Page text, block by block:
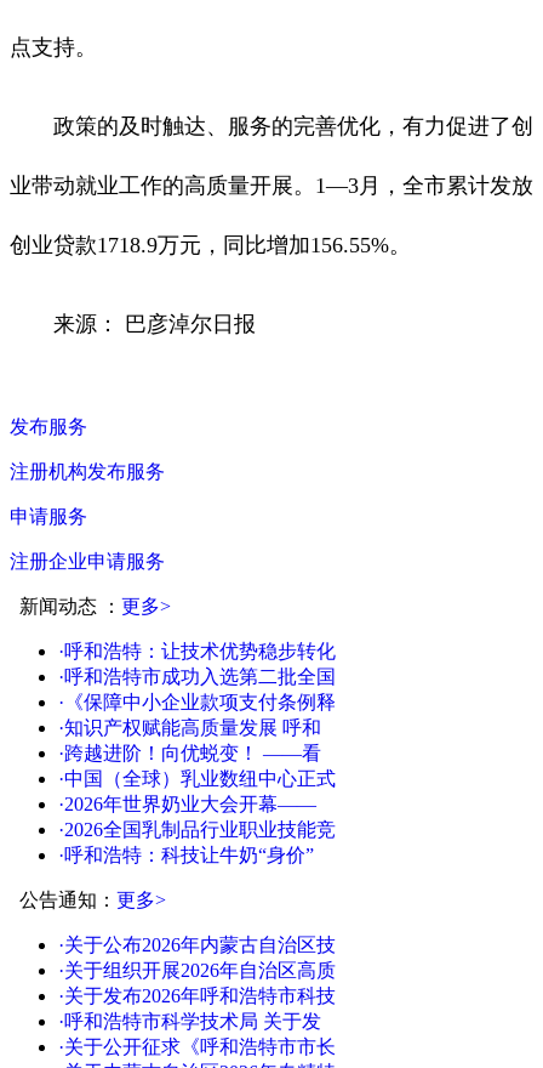
点支持。
政策的及时触达、服务的完善优化，有力促进了创
业带动就业工作的高质量开展。1—3月，全市累计发放
创业贷款1718.9万元，同比增加156.55%。
来源： 巴彦淖尔日报
发布服务
注册机构发布服务
申请服务
注册企业申请服务
新闻动态 ： 更多>
·呼和浩特：让技术优势稳步转化
·呼和浩特市成功入选第二批全国
·《保障中小企业款项支付条例释
·知识产权赋能高质量发展 呼和
·跨越进阶！向优蜕变！ ——看
·中国（全球）乳业数纽中心正式
·2026年世界奶业大会开幕——
·2026全国乳制品行业职业技能竞
·呼和浩特：科技让牛奶“身价”
公告通知 ： 更多>
·关于公布2026年内蒙古自治区技
·关于组织开展2026年自治区高质
·关于发布2026年呼和浩特市科技
·呼和浩特市科学技术局 关于发
·关于公开征求《呼和浩特市市长